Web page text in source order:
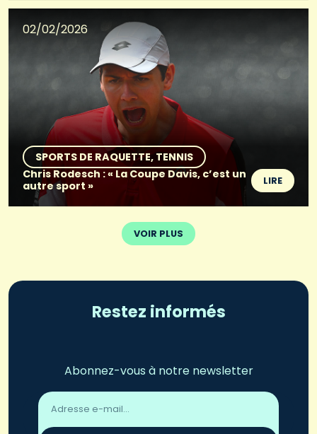
02/02/2026
SPORTS DE RAQUETTE TENNIS
Chris Rodesch : « La Coupe Davis, c’est un
autre sport »
LIRE
VOIR PLUS
Restez informés
Abonnez-vous à notre newsletter
Adresse
email